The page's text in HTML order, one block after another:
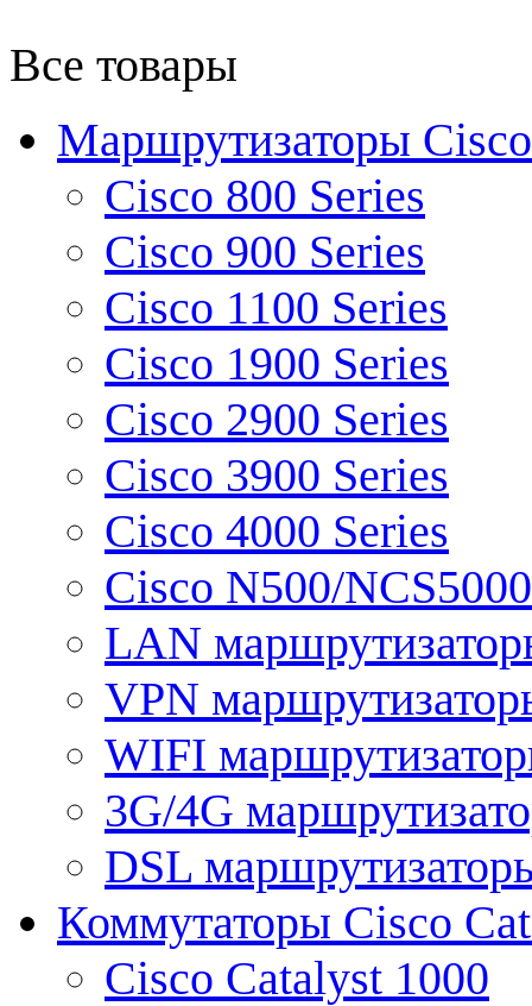
Все товары
Маршрутизаторы Cisco
Cisco 800 Series
Cisco 900 Series
Cisco 1100 Series
Cisco 1900 Series
Cisco 2900 Series
Cisco 3900 Series
Cisco 4000 Series
Cisco N500/
LAN
VPN
WIFI
3G/4G
DSL
Коммутаторы Cisco
Cisco Catalyst 1000